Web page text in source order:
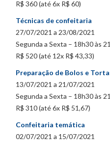
R$ 360 (até 6x R$ 60)
Técnicas de confeitaria
27/07/2021 a 23/08/2021
Segunda a Sexta – 18h30 às
R$ 520 (até 12x R$ 43,33)
Preparação de Bolos e
13/07/2021 a 21/07/2021
Segunda a Sexta – 18h30 às
R$ 310 (até 6x R$ 51,67)
Confeitaria temática
02/07/2021 a 15/07/2021